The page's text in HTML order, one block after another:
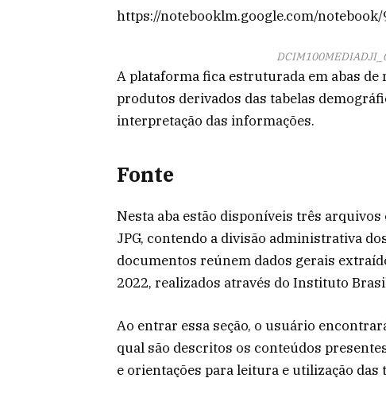
https://notebooklm.google.com/
A plataforma fica estruturada em abas de
produtos derivados das tabelas
interpretação das informações.
Fonte
Nesta aba estão disponíveis três
JPG, contendo a divisão administrativa
documentos reúnem dados gerais
2022, realizados através do Instituto
Ao entrar essa seção, o usuário
qual são descritos os conteúdos
e orientações para leitura e utilização das